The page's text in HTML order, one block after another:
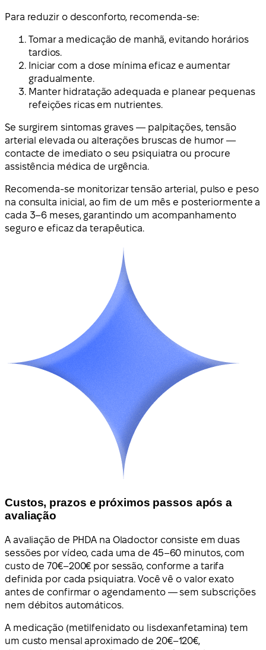
Para reduzir o desconforto, recomenda-se:
Tomar a medicação de manhã, evitando horários
tardios.
Iniciar com a dose mínima eficaz e aumentar
gradualmente.
Manter hidratação adequada e planear pequenas
refeições ricas em nutrientes.
Se surgirem sintomas graves — palpitações, tensão
arterial elevada ou alterações bruscas de humor —
contacte de imediato o seu psiquiatra ou procure
assistência médica de urgência.
Recomenda-se monitorizar tensão arterial, pulso e peso
na consulta inicial, ao fim de um mês e posteriormente a
cada 3–6 meses, garantindo um acompanhamento
seguro e eficaz da terapêutica.
Custos, prazos e próximos passos após a
avaliação
A avaliação de PHDA na Oladoctor consiste em duas
sessões por vídeo, cada uma de 45–60 minutos, com
custo de 70€–200€ por sessão, conforme a tarifa
definida por cada psiquiatra. Você vê o valor exato
antes de confirmar o agendamento — sem subscrições
nem débitos automáticos.
A medicação (metilfenidato ou lisdexanfetamina) tem
um custo mensal aproximado de 20€–120€,